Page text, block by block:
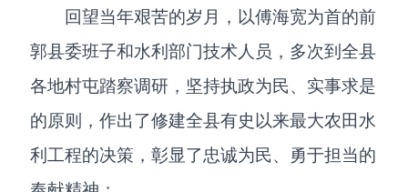
回望当年艰苦的岁月，以傅海宽为首的前
郭县委班子和水利部门技术人员，多次到全县
各地村屯踏察调研，坚持执政为民、实事求是
的原则，作出了修建全县有史以来最大农田水
利工程的决策，彰显了忠诚为民、勇于担当的